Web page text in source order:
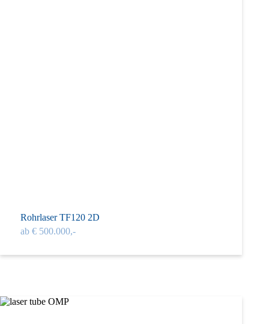
Rohrlaser TF120 2D
ab € 500.000,-